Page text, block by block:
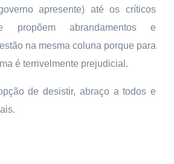
apresente) até os críticos
propõem abrandamentos e
na mesma coluna porque para
é terrivelmente prejudicial.
de desistir, abraço a todos e